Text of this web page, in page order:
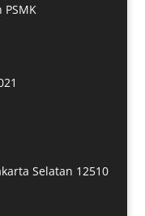
Selatan 12510